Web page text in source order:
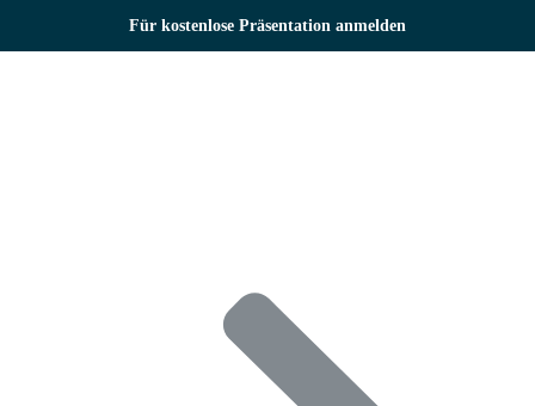
Inhalt
Für kostenlose Präsentation anmelden